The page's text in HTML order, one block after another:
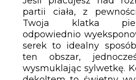
partii ciała, z
Twoja klatka
odpowiednio
serek to idealny
ten obszar,
wysmuklając sylwetkę.